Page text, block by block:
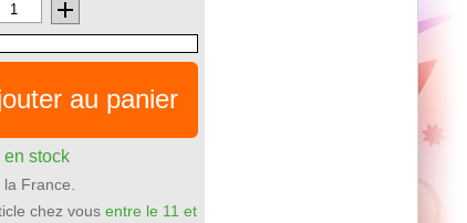
au panier
en stock
France.
chez vous entre le 11 et